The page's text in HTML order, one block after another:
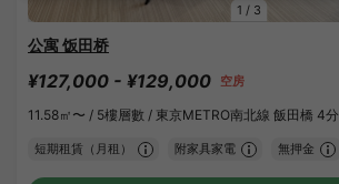
1 / 3
公寓 饭田桥
¥127,000 - ¥129,000 空房
11.58㎡〜 / 5樓層數 / 東京METRO南北線 飯田橋 4分
短期租賃（月租） 附家具家電 無押金